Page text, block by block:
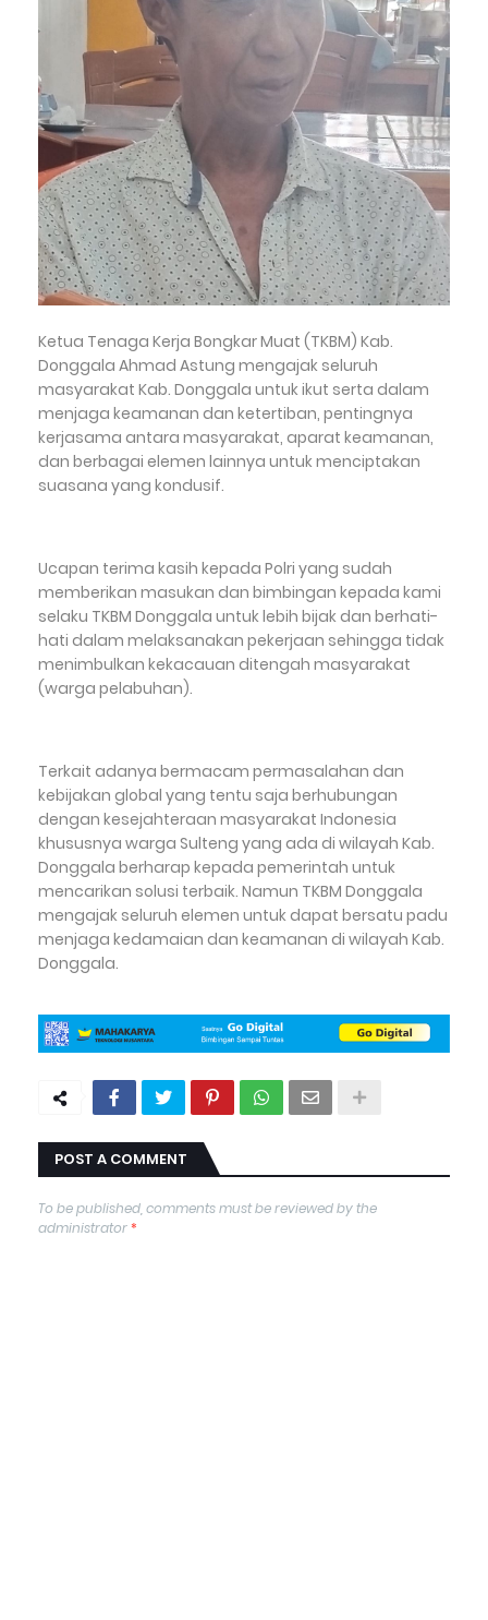
Ketua Tenaga Kerja Bongkar Muat (TKBM) Kab.
Donggala Ahmad Astung mengajak seluruh
masyarakat Kab. Donggala untuk ikut serta dalam
menjaga keamanan dan ketertiban, pentingnya
kerjasama antara masyarakat, aparat keamanan,
dan berbagai elemen lainnya untuk menciptakan
suasana yang kondusif.
Ucapan terima kasih kepada Polri yang sudah
memberikan masukan dan bimbingan kepada kami
selaku TKBM Donggala untuk lebih bijak dan berhati-
hati dalam melaksanakan pekerjaan sehingga tidak
menimbulkan kekacauan ditengah masyarakat
(warga pelabuhan).
Terkait adanya bermacam permasalahan dan
kebijakan global yang tentu saja berhubungan
dengan kesejahteraan masyarakat Indonesia
khususnya warga Sulteng yang ada di wilayah Kab.
Donggala berharap kepada pemerintah untuk
mencarikan solusi terbaik. Namun TKBM Donggala
mengajak seluruh elemen untuk dapat bersatu padu
menjaga kedamaian dan keamanan di wilayah Kab.
Donggala.
POST A COMMENT
To be published, comments must be reviewed by the
administrator*